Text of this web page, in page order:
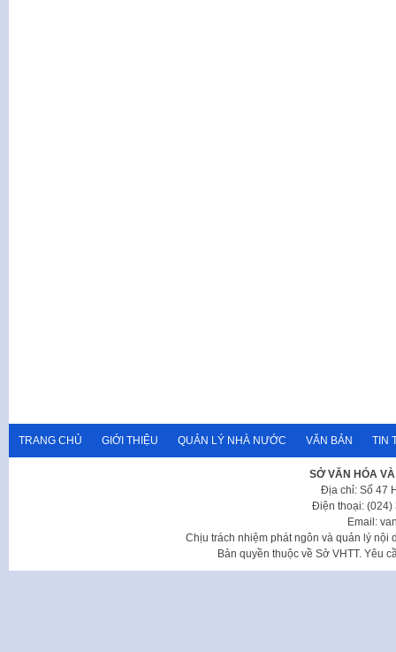
TRANG CHỦ GIỚI THIỆU QUẢN LÝ NHÀ NƯỚC VĂN BẢN TIN
SỞ VĂN HÓA
Địa chỉ: Số 47
Điện thoại: (024)
Email:
Chịu trách nhiệm phát ngôn và quản lý nội
Bản quyền thuộc về Sở VHTT. Yêu